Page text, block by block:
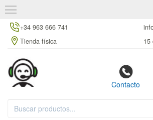
+34 963 666 741
Tienda física
15
Contacto